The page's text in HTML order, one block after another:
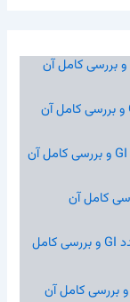
شاخص گلیسمی جو دو سر خام | عدد GI و بررسی کامل